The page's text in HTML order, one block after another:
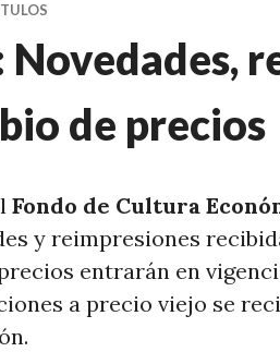
Novedades,
de precios
Fondo de Cultura
y reimpresiones
entrarán en
a precio viejo se